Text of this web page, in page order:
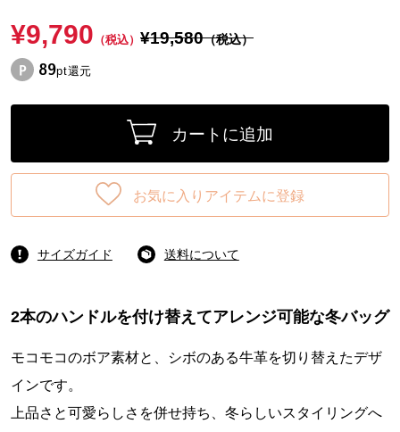
¥9,790 （税込） ¥19,580（税込）
89pt還元
カートに追加
お気に入りアイテムに登録
サイズガイド 送料について
2本のハンドルを付け替えてアレンジ可能な冬バッグ
モコモコのボア素材と、シボのある牛革を切り替えたデザ
インです。
上品さと可愛らしさを併せ持ち、冬らしいスタイリングへ